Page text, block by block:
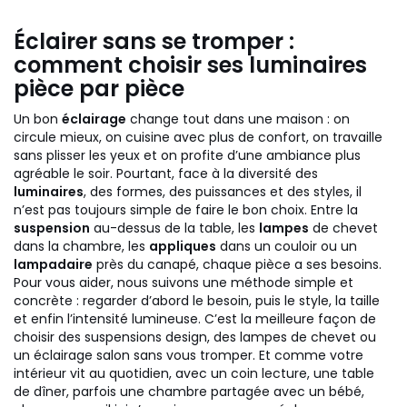
Éclairer sans se tromper :
comment choisir ses luminaires
pièce par pièce
Un bon éclairage change tout dans une maison : on
circule mieux, on cuisine avec plus de confort, on travaille
sans plisser les yeux et on profite d’une ambiance plus
agréable le soir. Pourtant, face à la diversité des
luminaires, des formes, des puissances et des styles, il
n’est pas toujours simple de faire le bon choix. Entre la
suspension au-dessus de la table, les lampes de chevet
dans la chambre, les appliques dans un couloir ou un
lampadaire près du canapé, chaque pièce a ses besoins.
Pour vous aider, nous suivons une méthode simple et
concrète : regarder d’abord le besoin, puis le style, la taille
et enfin l’intensité lumineuse. C’est la meilleure façon de
choisir des suspensions design, des lampes de chevet ou
un éclairage salon sans vous tromper. Et comme votre
intérieur vit au quotidien, avec un coin lecture, une table
de dîner, parfois une chambre partagée avec un bébé,